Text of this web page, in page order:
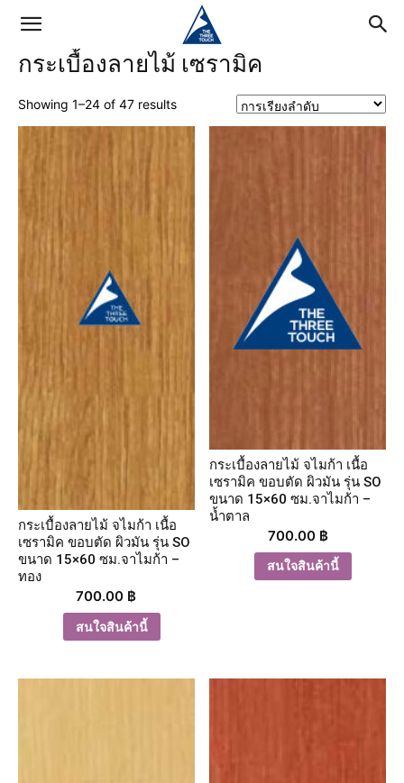
กระเบื้องลายไม้ เซรามิค
Showing 1–24 of 47 results
กระเบื้องลายไม้ จไมก้า เนื้อ
เซรามิค ขอบตัด ผิวมัน รุ่น SO
ขนาด 15×60 ซม.จาไมก้า –
ทอง
700.00 ฿
สนใจสินค้านี้
กระเบื้องลายไม้ จไมก้า เนื้อ
เซรามิค ขอบตัด ผิวมัน รุ่น SO
ขนาด 15×60 ซม.จาไมก้า –
น้ำตาล
700.00 ฿
สนใจสินค้านี้